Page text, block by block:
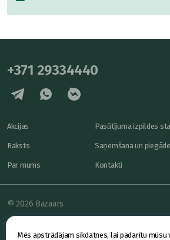
Mēs apstrādājam sīkdatnes, lai padarītu mūsu
+371 29334440
Akcijas
Raksts
Par mums
Pasūtījuma izpildes
Saņemšana un piegāde
Kontakti
© 2026 Bazaars
Konfidencialitāte